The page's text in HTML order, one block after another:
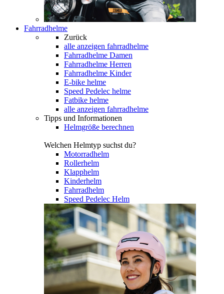
Fahrradhelme
Zurück
alle anzeigen fahrradhelme
Fahrradhelme Damen
Fahrradhelme Herren
Fahrradhelme Kinder
E-bike helme
Speed Pedelec helme
Fatbike helme
alle anzeigen fahrradhelme
Tipps und Informationen
Helmgröße berechnen
Welchen Helmtyp suchst du?
Motorradhelm
Rollerhelm
Klapphelm
Kinderhelm
Fahrradhelm
Speed Pedelec Helm